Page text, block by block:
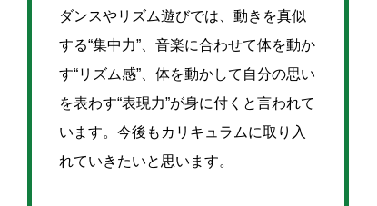
ダンスやリズム遊びでは、動きを真似
する“集中力”、音楽に合わせて体を動か
す“リズム感”、体を動かして自分の思い
を表わす“表現力”が身に付くと言われて
います。今後もカリキュラムに取り入
れていきたいと思います。